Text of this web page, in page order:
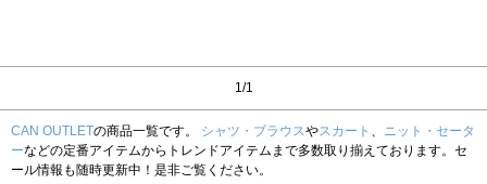
1/1
CAN OUTLETの商品一覧です。 シャツ・ブラウスやスカート 、 ニット・セータ
ーなどの定番アイテムからトレンドアイテムまで多数取り揃えております。セ
ール情報も随時更新中！是非ご覧ください。